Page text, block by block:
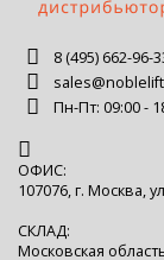
8 (495) 662-96-
Пн-Пт: 09:00 -
ОФИС:
107076, г. Москва,
СКЛАД:
Московская